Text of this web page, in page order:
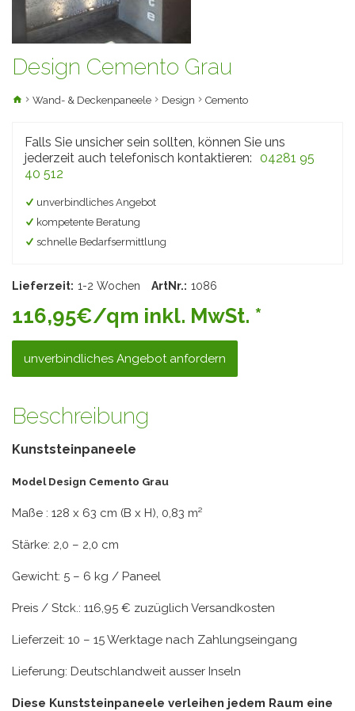
Design Cemento Grau
Wand- & Deckenpaneele Design Cemento
Falls Sie unsicher sein sollten, können Sie uns
jederzeit auch telefonisch kontaktieren: 04281 95
40 512
unverbindliches Angebot
kompetente Beratung
schnelle Bedarfsermittlung
Lieferzeit: 1-2 Wochen ArtNr.: 1086
116,95€/qm inkl. MwSt. *
unverbindliches Angebot anfordern
Beschreibung
Kunststeinpaneele
Model Design Cemento Grau
Maße : 128 x 63 cm (B x H), 0,83 m²
Stärke: 2,0 – 2,0 cm
Gewicht: 5 – 6 kg / Paneel
Preis / Stck.: 116,95 € zuzüglich Versandkosten
Lieferzeit: 10 – 15 Werktage nach Zahlungseingang
Lieferung: Deutschlandweit ausser Inseln
Diese Kunststeinpaneele verleihen jedem Raum eine